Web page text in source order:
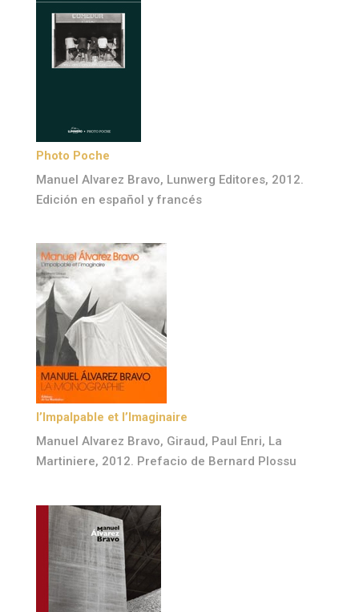
Photo Poche
Manuel Alvarez Bravo, Lunwerg Editores, 2012.
Edición en español y francés
l’Impalpable et l’Imaginaire
Manuel Alvarez Bravo, Giraud, Paul Enri, La
Martiniere, 2012. Prefacio de Bernard Plossu